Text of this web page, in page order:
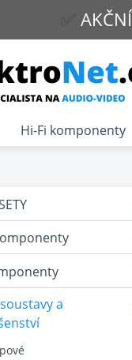
✅ AKČNÍ
a
Hi-Fi komponenty